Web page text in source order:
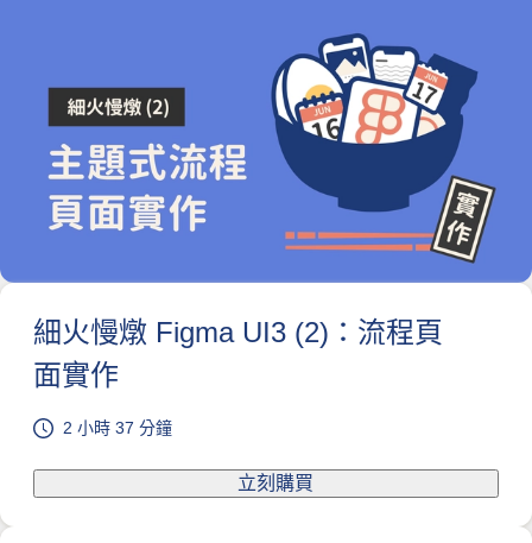
細火慢燉 Figma UI3 (2)：流程頁
面實作
2 小時 37 分鐘
立刻購買